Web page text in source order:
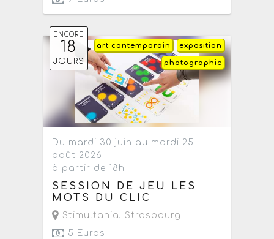
ENCORE
18
JOURS
exposition
art contemporain
photographie
Du mardi 30 juin au mardi 25
août 2026
à partir de 18h
SESSION DE JEU LES
MOTS DU CLIC
Stimultania, Strasbourg
5 Euros